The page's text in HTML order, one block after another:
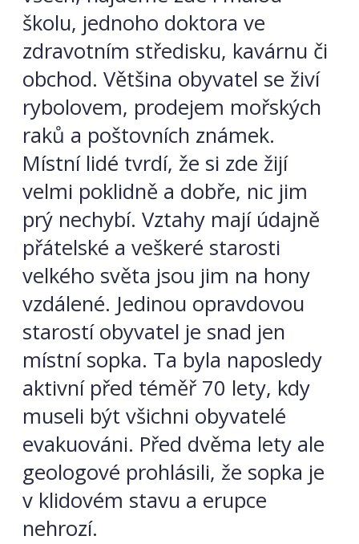
školu, jednoho doktora ve
zdravotním středisku, kavárnu či
obchod. Většina obyvatel se živí
rybolovem, prodejem mořských
raků a poštovních známek.
Místní lidé tvrdí, že si zde žijí
velmi poklidně a dobře, nic jim
prý nechybí. Vztahy mají údajně
přátelské a veškeré starosti
velkého světa jsou jim na hony
vzdálené. Jedinou opravdovou
starostí obyvatel je snad jen
místní sopka. Ta byla naposledy
aktivní před téměř 70 lety, kdy
museli být všichni obyvatelé
evakuováni. Před dvěma lety ale
geologové prohlásili, že sopka je
v klidovém stavu a erupce
nehrozí.